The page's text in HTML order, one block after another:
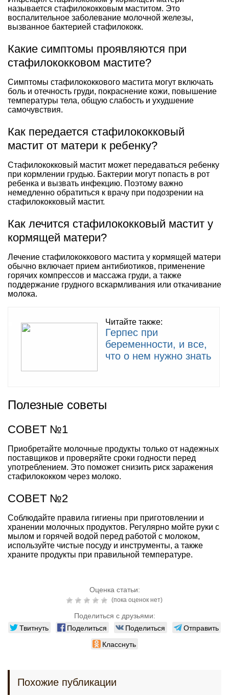
называется стафилококковым маститом. Это
воспалительное заболевание молочной железы,
вызванное бактерией стафилококк.
Какие симптомы проявляются при
стафилококковом мастите?
Симптомы стафилококкового мастита могут включать
боль и отечность груди, покраснение кожи, повышение
температуры тела, общую слабость и ухудшение
самочувствия.
Как передается стафилококковый
мастит от матери к ребенку?
Стафилококковый мастит может передаваться ребенку
при кормлении грудью. Бактерии могут попасть в рот
ребенка и вызвать инфекцию. Поэтому важно
немедленно обратиться к врачу при подозрении на
стафилококковый мастит.
Как лечится стафилококковый мастит у
кормящей матери?
Лечение стафилококкового мастита у кормящей матери
обычно включает прием антибиотиков, применение
горячих компрессов и массажа груди, а также
поддержание грудного вскармливания или откачивание
молока.
Читайте также:
Герпес при
беременности, и все,
что о нем нужно знать
Полезные советы
СОВЕТ №1
Приобретайте молочные продукты только от надежных
поставщиков и проверяйте сроки годности перед
употреблением. Это поможет снизить риск заражения
стафилококком через молоко.
СОВЕТ №2
Соблюдайте правила гигиены при приготовлении и
хранении молочных продуктов. Регулярно мойте руки с
мылом и горячей водой перед работой с молоком,
используйте чистые посуду и инструменты, а также
храните продукты при правильной температуре.
Оценка статьи:
(пока оценок нет)
Поделиться с друзьями:
Твитнуть Поделиться Поделиться
Отправить
Класснуть
Похожие публикации